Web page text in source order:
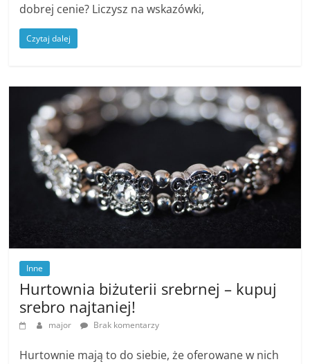
dobrej cenie? Liczysz na wskazówki,
Czytaj dalej
Inne
Hurtownia biżuterii srebrnej – kupuj
srebro najtaniej!
major Brak komentarzy
Hurtownie mają to do siebie, że oferowane w nich